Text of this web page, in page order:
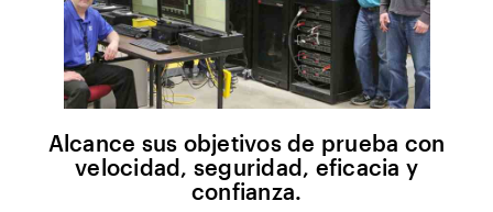
Alcance sus objetivos de prueba con
velocidad, seguridad, eficacia y
confianza.